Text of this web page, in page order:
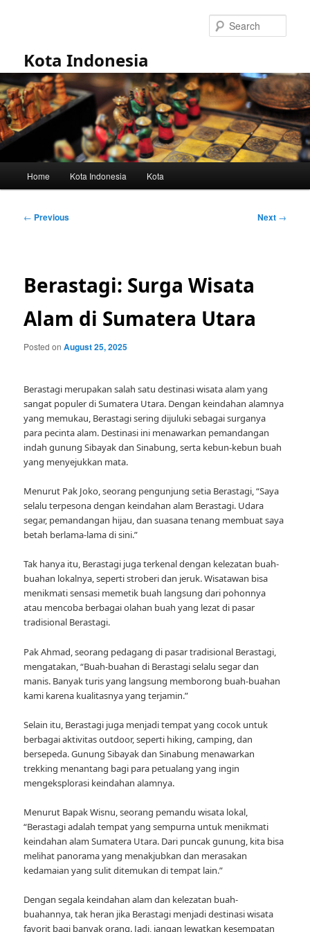
Kota Indonesia
Home Kota Indonesia Kota
Post
← Previous Next →
Berastagi: Surga Wisata
Alam di Sumatera Utara
Posted onAugust 25, 2025
Berastagi merupakan salah satu destinasi wisata alam yang
sangat populer di Sumatera Utara. Dengan keindahan alamnya
yang memukau, Berastagi sering dijuluki sebagai surganya
para pecinta alam. Destinasi ini menawarkan pemandangan
indah gunung Sibayak dan Sinabung, serta kebun-kebun buah
yang menyejukkan mata.
Menurut Pak Joko, seorang pengunjung setia Berastagi, “Saya
selalu terpesona dengan keindahan alam Berastagi. Udara
segar, pemandangan hijau, dan suasana tenang membuat saya
betah berlama-lama di sini.”
Tak hanya itu, Berastagi juga terkenal dengan kelezatan buah-
buahan lokalnya, seperti stroberi dan jeruk. Wisatawan bisa
menikmati sensasi memetik buah langsung dari pohonnya
atau mencoba berbagai olahan buah yang lezat di pasar
tradisional Berastagi.
Pak Ahmad, seorang pedagang di pasar tradisional Berastagi,
mengatakan, “Buah-buahan di Berastagi selalu segar dan
manis. Banyak turis yang langsung memborong buah-buahan
kami karena kualitasnya yang terjamin.”
Selain itu, Berastagi juga menjadi tempat yang cocok untuk
berbagai aktivitas outdoor, seperti hiking, camping, dan
bersepeda. Gunung Sibayak dan Sinabung menawarkan
trekking menantang bagi para petualang yang ingin
mengeksplorasi keindahan alamnya.
Menurut Bapak Wisnu, seorang pemandu wisata lokal,
“Berastagi adalah tempat yang sempurna untuk menikmati
keindahan alam Sumatera Utara. Dari puncak gunung, kita bisa
melihat panorama yang menakjubkan dan merasakan
kedamaian yang sulit ditemukan di tempat lain.”
Dengan segala keindahan alam dan kelezatan buah-
buahannya, tak heran jika Berastagi menjadi destinasi wisata
favorit bagi banyak orang. Jadi, jangan lewatkan kesempatan